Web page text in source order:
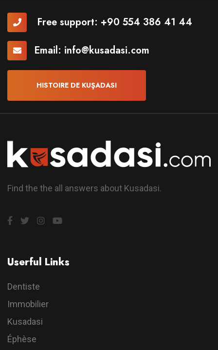
Free support: +90 554 386 41 44
Email: info@kusadasi.com
HISTOIRE DE KUŞADASI
Find the the all answers about Kusadasi.
Userful Links
Dentiste
Immobilier
Kusadasi
Éphèse